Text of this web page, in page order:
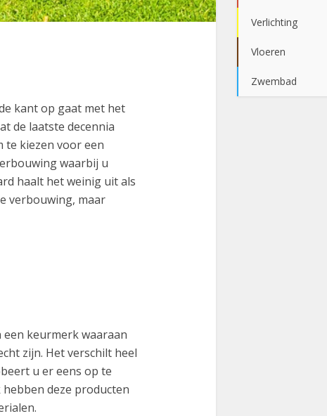
kant op gaat met het
de laatste decennia
te kiezen voor een
waarbij u
haalt het weinig uit als
verbouwing, maar
keurmerk waaraan
zijn. Het verschilt heel
u er eens op te
deze producten
Verlichting
Vloeren
Zwembad